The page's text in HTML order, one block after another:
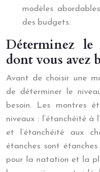
modèles
des budgets.
Déterminez le
dont vous avez
Avant de choisir une
de déterminer le
besoin. Les montres
niveaux : l’étanchéité à
et l’étanchéité aux
étanches sont
pour la natation et la